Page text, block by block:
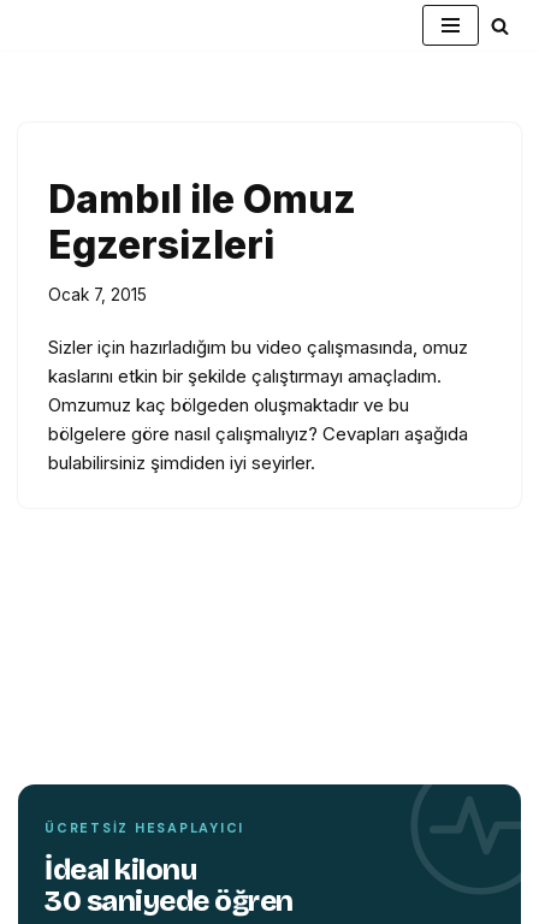
Dambıl ile Omuz
Egzersizleri
Ocak 7, 2015
Sizler için hazırladığım bu video çalışmasında, omuz
kaslarını etkin bir şekilde çalıştırmayı amaçladım.
Omzumuz kaç bölgeden oluşmaktadır ve bu
bölgelere göre nasıl çalışmalıyız? Cevapları aşağıda
bulabilirsiniz şimdiden iyi seyirler.
TEMIN ETMEK İÇIN TIKLAYIN
ÜCRETSIZ HESAPLAYICI
İdeal kilonu
30 saniyede öğren